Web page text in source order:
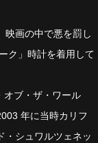
映画の中で悪を罰し
ク」時計を着用して
オブ・ザ・ワール
年に当時カリフ
・シュワルツェネッ